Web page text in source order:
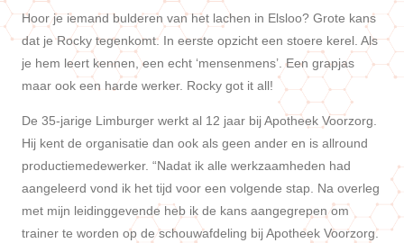
Hoor je iemand bulderen van het lachen in Elsloo? Grote kans
dat je Rocky tegenkomt. In eerste opzicht een stoere kerel. Als
je hem leert kennen, een echt ‘mensenmens’. Een grapjas
maar ook een harde werker. Rocky got it all!
De 35-jarige Limburger werkt al 12 jaar bij Apotheek Voorzorg.
Hij kent de organisatie dan ook als geen ander en is allround
productiemedewerker. “Nadat ik alle werkzaamheden had
aangeleerd vond ik het tijd voor een volgende stap. Na overleg
met mijn leidinggevende heb ik de kans aangegrepen om
trainer te worden op de schouwafdeling bij Apotheek Voorzorg.